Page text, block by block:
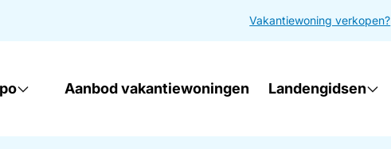
Vakantiewoning verkopen?
Aanbod vakantiewoningen Landengidsen